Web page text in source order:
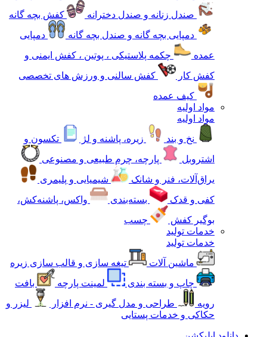
صندل زنانه و صندل دخترانه
کفش بچه گانه
دمپایی بچه گانه و صندل بچه گانه
دمپایی
عمده
چکمه پلاستیکی ، پوتین ، کفش ایمنی و
کفش کار
کفش سالنی و ورزش های تخصصی
کیف عمده
مواد اولیه
مواد اولیه
نخ و بند
زیره، پاشنه و لژ
تکسون و
اشتروبل
پارچه، چرم طبیعی و مصنوعی
یراق‌آلات، فنر و شانک
شیمیایی و پلیمری
کفی و قدک
بسته‌بندی
واکس، پاشنه‌کش،
بوگیر کفش
چسب
خدمات تولید
خدمات تولید
ماشین آلات
تیغه سازی و قالب سازی زیره
چاپ و بسته بندی
لمینت پارچه
بافت
رویه
طراحی و مدل گیری - نرم افزار
لیزر و
حکاکی و خدمات پستایی